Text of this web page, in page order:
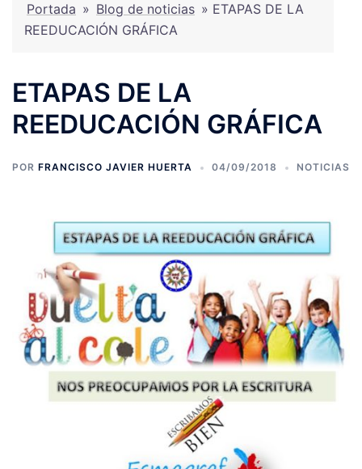
Portada » Blog de noticias » ETAPAS DE LA
REEDUCACIÓN GRÁFICA
ETAPAS DE LA
REEDUCACIÓN GRÁFICA
POR FRANCISCO JAVIER HUERTA 04/09/2018 NOTICIAS